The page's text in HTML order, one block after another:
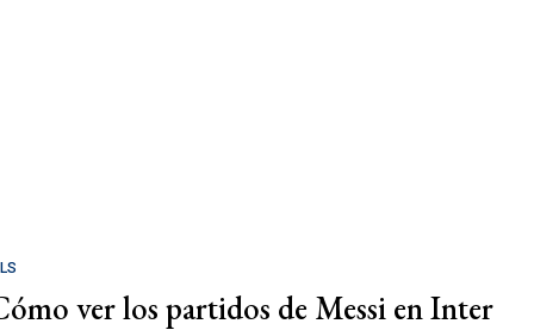
ver los partidos de Messi en Inter